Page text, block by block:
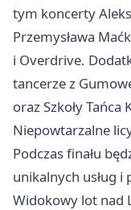
tym koncerty
Przemysława
i Overdrive.
tancerze z
oraz Szkoły
Niepowtarzalne
Podczas finału
unikalnych usług i
Widokowy lot nad